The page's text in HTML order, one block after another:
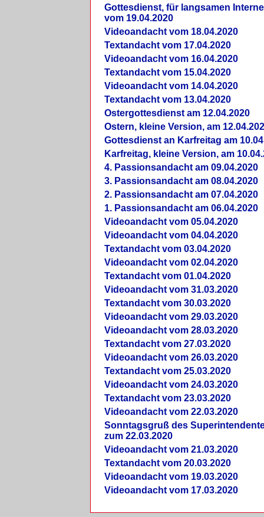
Gottesdienst, für langsamen
vom 19.04.2020
Videoandacht vom 18.04.2020
Textandacht vom 17.04.2020
Videoandacht vom 16.04.2020
Textandacht vom 15.04.2020
Videoandacht vom 14.04.2020
Textandacht vom 13.04.2020
Ostergottesdienst am 12.04.2020
Ostern, kleine Version, am
Gottesdienst an Karfreitag am
Karfreitag, kleine Version, am
4. Passionsandacht am 09.04.2020
3. Passionsandacht am 08.04.2020
2. Passionsandacht am 07.04.2020
1. Passionsandacht am 06.04.2020
Videoandacht vom 05.04.2020
Videoandacht vom 04.04.2020
Textandacht vom 03.04.2020
Videoandacht vom 02.04.2020
Textandacht vom 01.04.2020
Videoandacht vom 31.03.2020
Textandacht vom 30.03.2020
Videoandacht vom 29.03.2020
Videoandacht vom 28.03.2020
Textandacht vom 27.03.2020
Videoandacht vom 26.03.2020
Textandacht vom 25.03.2020
Videoandacht vom 24.03.2020
Textandacht vom 23.03.2020
Videoandacht vom 22.03.2020
Sonntagsgruß des
zum 22.03.2020
Videoandacht vom 21.03.2020
Textandacht vom 20.03.2020
Videoandacht vom 19.03.2020
Videoandacht vom 17.03.2020